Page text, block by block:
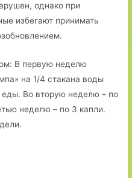
однако при
избегают принимать
В первую неделю
на 1/4 стакана воды
еды. Во вторую неделю – по
неделю – по 3 капли.